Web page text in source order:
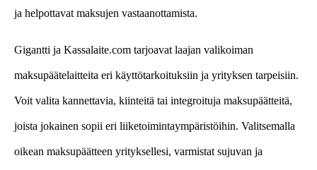
ja helpottavat maksujen vastaanottamista.
Gigantti ja Kassalaite.com tarjoavat laajan valikoiman
maksupäätelaitteita eri käyttötarkoituksiin ja yrityksen tarpeisiin.
Voit valita kannettavia, kiinteitä tai integroituja maksupäätteitä,
joista jokainen sopii eri liiketoimintaympäristöihin. Valitsemalla
oikean maksupäätteen yrityksellesi, varmistat sujuvan ja